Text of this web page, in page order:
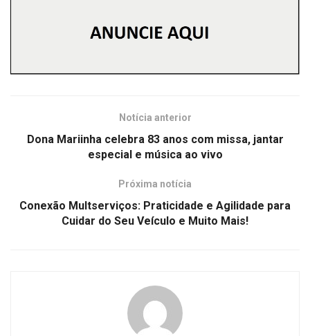
Notícia anterior
Dona Mariinha celebra 83 anos com missa, jantar
especial e música ao vivo
Próxima notícia
Conexão Multserviços: Praticidade e Agilidade para
Cuidar do Seu Veículo e Muito Mais!